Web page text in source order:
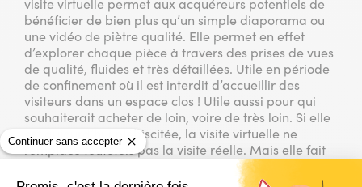
Continuer sans accepter
visite virtuelle permet aux acquéreurs potentiels de
bénéficier de bien plus qu’un simple diaporama ou
une vidéo de piètre qualité. Elle permet en effet
d’explorer chaque pièce à travers des prises de vues
de qualité, fluides et très détaillées. Utile en période
de confinement où il est interdit d’accueillir des
visiteurs dans un espace clos ! Utile aussi pour qui
souhaiterait acheter de loin, voire de très loin. Si elle
est aujourd’hui plébiscitée, la visite virtuelle ne
remplace toutefois pas la visite réelle. Mais elle fait
gagner un temps précieux car maintenant, quand on
se déplace, c’est pour confirmer une bonne